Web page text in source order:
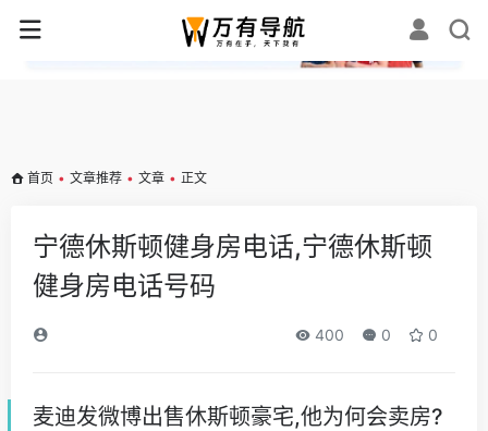
✕
首页 • 文章推荐 • 文章 • 正文
宁德休斯顿健身房电话,宁德休斯顿
健身房电话号码
400 0 0
麦迪发微博出售休斯顿豪宅,他为何会卖房?